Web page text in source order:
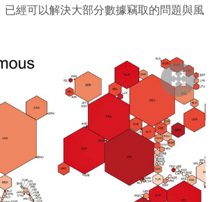
已經可以解決大部分數據竊取的問題與風